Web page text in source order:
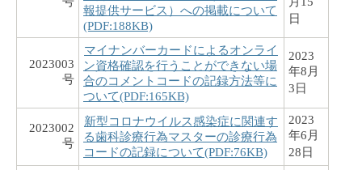
報提供サービス）への掲載について
(PDF:188KB)
日
2023003
号
マイナンバーカードによるオンライ
ン資格確認を行うことができない場
合のコメントコードの記録方法等に
ついて(PDF:165KB)
2023
年8月
3日
2023002
号
新型コロナウイルス感染症に関連す
る歯科診療行為マスターの診療行為
コードの記録について(PDF:76KB)
2023
年6月
28日